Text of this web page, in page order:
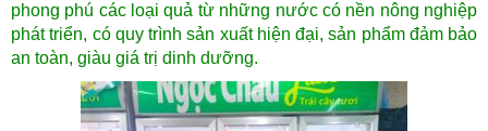
phong phú các loại quả từ những nước có nền nông nghiệp
phát triển, có quy trình sản xuất hiện đại, sản phẩm đảm bảo
an toàn, giàu giá trị dinh dưỡng.